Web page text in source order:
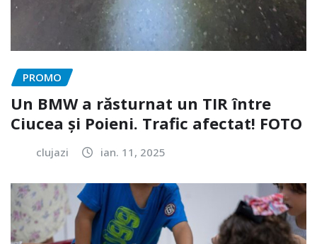
PROMO
Un BMW a răsturnat un TIR între
Ciucea și Poieni. Trafic afectat! FOTO
clujazi ian. 11, 2025